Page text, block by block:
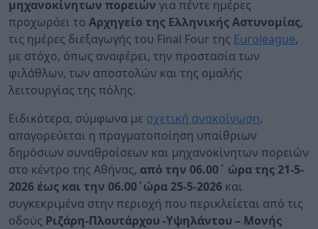
μηχανοκίνητων πορειών για πέντε ημέρες
προχωράει το Αρχηγείο της Ελληνικής Αστυνομίας,
τις ημέρες διεξαγωγής του Final Four της Euroleague,
με στόχο, όπως αναφέρει, την προστασία των
φιλάθλων, των αποστολών και της ομαλής
λειτουργίας της πόλης.
Ειδικότερα, σύμφωνα με σχετική ανακοίνωση,
απαγορεύεται η πραγματοποίηση υπαίθριων
δημόσιων συναθροίσεων και μηχανοκίνητων πορειών
στο κέντρο της Αθήνας, από την 06.00΄ ώρα της 21-5-
2026 έως και την 06.00΄ώρα 25-5-2026 και
συγκεκριμένα στην περιοχή που περικλείεται από τις
οδούς Ριζάρη-Πλουτάρχου -Υψηλάντου – Μονής